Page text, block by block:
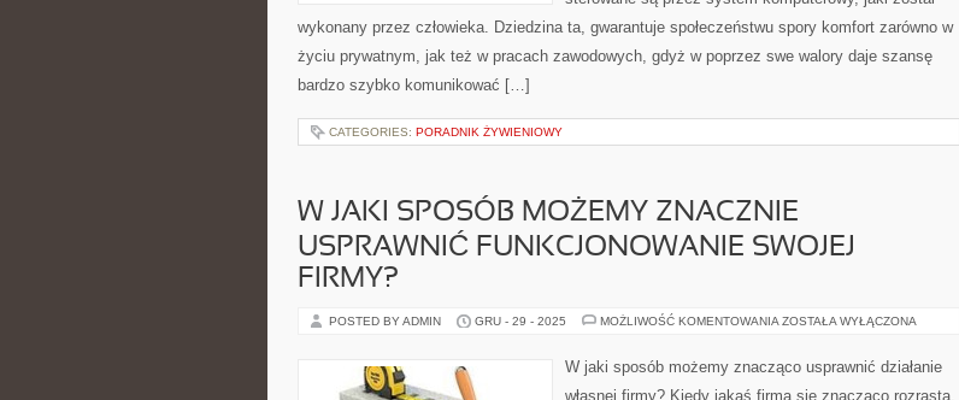
wykonany przez człowieka. Dziedzina ta, gwarantuje społeczeństwu spory komfort zarówno w
życiu prywatnym, jak też w pracach zawodowych, gdyż w poprzez swe walory daje szansę
bardzo szybko komunikować […]
CATEGORIES: PORADNIK ŻYWIENIOWY
W JAKI SPOSÓB MOŻEMY ZNACZNIE
USPRAWNIĆ FUNKCJONOWANIE SWOJEJ
FIRMY?
POSTED BY ADMIN GRU - 29 - 2025 MOŻLIWOŚĆ KOMENTOWANIA W
ZNACZNIE
ZOSTAŁA WYŁĄCZONA
W jaki sposób możemy znacząco usprawnić działanie
własnej firmy? Kiedy jakaś firma się znacząco rozrasta,